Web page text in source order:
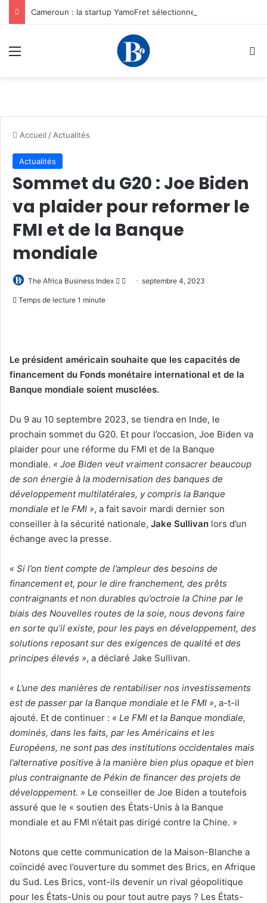
Menu
Accueil / Actualités
Actualités
Sommet du G20 : Joe Biden
va plaider pour reformer le
FMI et de la Banque
mondiale
The Africa Business Index
Follow
Envoyerseptembre 4, 2023
Temps de lecture 1 minute
Le président américain souhaite que les capacités de
financement du Fonds monétaire international et de la
Banque mondiale soient musclées.
Du 9 au 10 septembre 2023, se tiendra en Inde, le
prochain sommet du G20. Et pour l’occasion, Joe Biden va
plaider pour une réforme du FMI et de la Banque
mondiale. « Joe Biden veut vraiment consacrer beaucoup
de son énergie à la modernisation des banques de
développement multilatérales, y compris la Banque
mondiale et le FMI », a fait savoir mardi dernier son
conseiller à la sécurité nationale, Jake Sullivan lors d’un
échange avec la presse.
« Si l’on tient compte de l’ampleur des besoins de
financement et, pour le dire franchement, des prêts
contraignants et non durables qu’octroie la Chine par le
biais des Nouvelles routes de la soie, nous devons faire
en sorte qu’il existe, pour les pays en développement, des
solutions reposant sur des exigences de qualité et des
principes élevés », a déclaré Jake Sullivan.
« L’une des manières de rentabiliser nos investissements
est de passer par la Banque mondiale et le FMI », a-t-il
ajouté. Et de continuer : « Le FMI et la Banque mondiale,
dominés, dans les faits, par les Américains et les
Européens, ne sont pas des institutions occidentales mais
l’alternative positive à la manière bien plus opaque et bien
plus contraignante de Pékin de financer des projets de
développement. » Le conseiller de Joe Biden a toutefois
assuré que le « soutien des États-Unis à la Banque
mondiale et au FMI n’était pas dirigé contre la Chine. »
Notons que cette communication de la Maison-Blanche a
coïncidé avec l’ouverture du sommet des Brics, en Afrique
du Sud. Les Brics, vont-ils devenir un rival géopolitique
pour les États-Unis ou pour tout autre pays ? Les États-